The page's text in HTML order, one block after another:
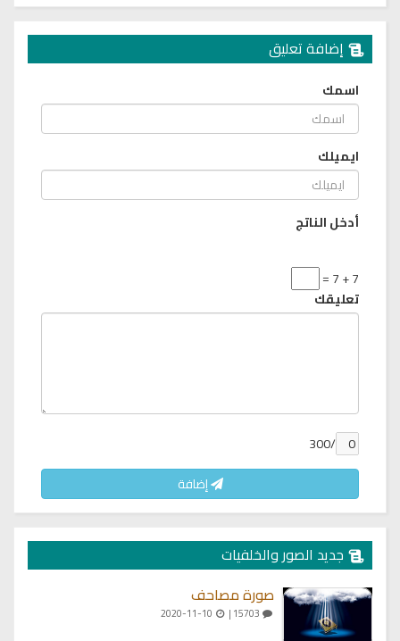
إضافة تعليق
اسمك
ايميلك
أدخل الناتج
7 + 7 =
تعليقك
/300
إضافة
جديد الصور والخلفيات
صورة مصاحف